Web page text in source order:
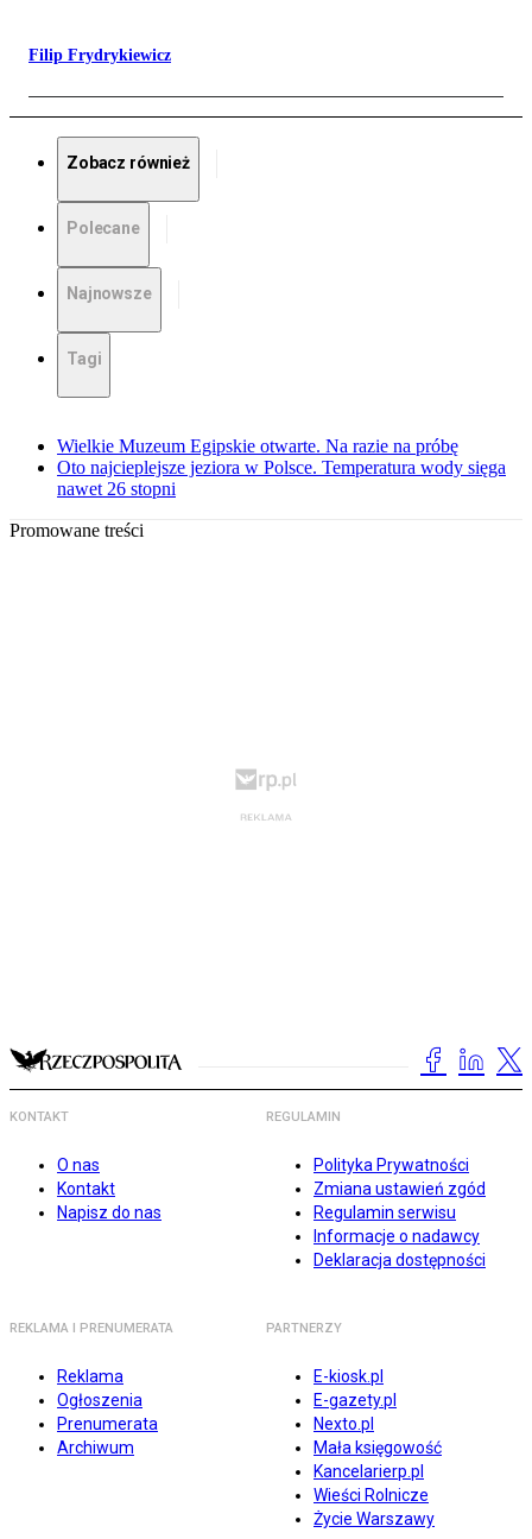
Filip Frydrykiewicz
Zobacz również
Polecane
Najnowsze
Tagi
Wielkie Muzeum Egipskie otwarte. Na razie na próbę
Oto najcieplejsze jeziora w Polsce. Temperatura wody sięga
nawet 26 stopni
Promowane treści
KONTAKT
O nas
Kontakt
Napisz do nas
REGULAMIN
Polityka Prywatności
Zmiana ustawień zgód
Regulamin serwisu
Informacje o nadawcy
Deklaracja dostępności
REKLAMA I PRENUMERATA
Reklama
Ogłoszenia
Prenumerata
Archiwum
PARTNERZY
E-kiosk.pl
E-gazety.pl
Nexto.pl
Mała księgowość
Kancelarierp.pl
Wieści Rolnicze
Życie Warszawy